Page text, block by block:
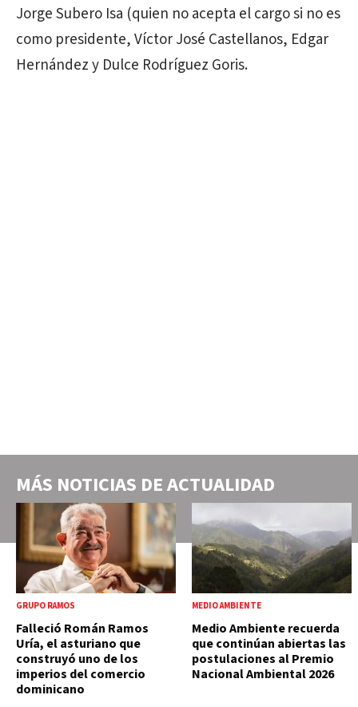
Jorge Subero Isa (quien no acepta el cargo si no es
como presidente, Víctor José Castellanos, Edgar
Hernández y Dulce Rodríguez Goris.
MÁS NOTICIAS DEACTUALIDAD
GRUPO RAMOS
Falleció Román Ramos
Uría, el asturiano que
construyó uno de los
imperios del comercio
dominicano
MEDIO AMBIENTE
Medio Ambiente recuerda
que continúan abiertas las
postulaciones al Premio
Nacional Ambiental 2026